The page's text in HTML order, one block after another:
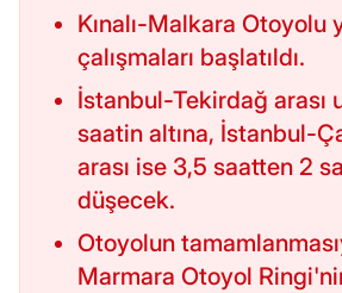
Kınalı-Malkara Otoyolu
çalışmaları başlatıldı.
İstanbul-Tekirdağ arası
saatin altına, İstanbul-
arası ise 3,5 saatten 2
düşecek.
Otoyolun
Marmara Otoyol